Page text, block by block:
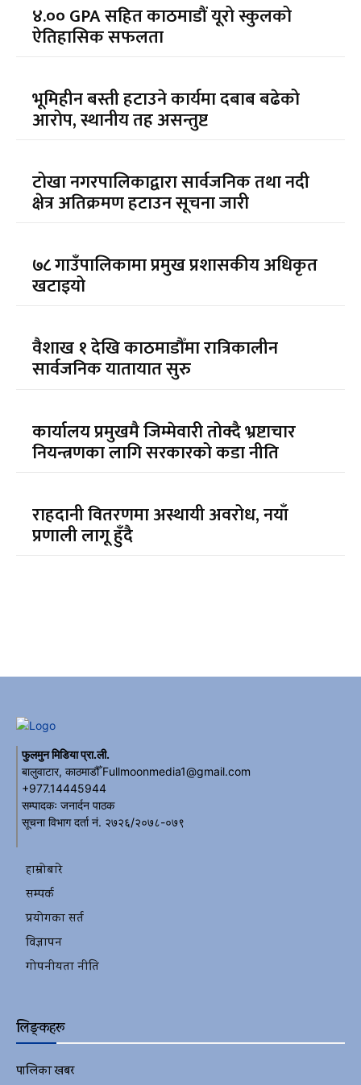
४.०० GPA सहित काठमाडौं यूरो स्कुलको
ऐतिहासिक सफलता
भूमिहीन बस्ती हटाउने कार्यमा दबाब बढेको
आरोप, स्थानीय तह असन्तुष्ट
टोखा नगरपालिकाद्वारा सार्वजनिक तथा नदी
क्षेत्र अतिक्रमण हटाउन सूचना जारी
७८ गाउँपालिकामा प्रमुख प्रशासकीय अधिकृत
खटाइयो
वैशाख १ देखि काठमाडौँमा रात्रिकालीन
सार्वजनिक यातायात सुरु
कार्यालय प्रमुखमै जिम्मेवारी तोक्दै भ्रष्टाचार
नियन्त्रणका लागि सरकारको कडा नीति
राहदानी वितरणमा अस्थायी अवरोध, नयाँ
प्रणाली लागू हुँदै
फुलमुन मिडिया प्रा.ली.
बालुवाटार, काठमाडौँ Fullmoonmedia1@gmail.com
+977.14445944
सम्पादकः जनार्दन पाठक
सूचना विभाग दर्ता नं. २७२६/२०७८-०७९
हाम्रोबारे
सम्पर्क
प्रयोगका सर्त
विज्ञापन
गोपनीयता नीति
लिङ्कहरू
पालिका खबर